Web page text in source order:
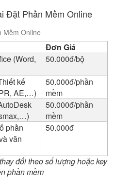
Đặt Phần Mềm Online
Mềm Online
Đơn Giá
(Word,
50.000đ/bộ
kế
AE,…)
50.000đ/phần
mềm
50.000đ/phần
mềm
phần
văn
50.000đ
đổi theo số lượng hoặc key
phần mềm